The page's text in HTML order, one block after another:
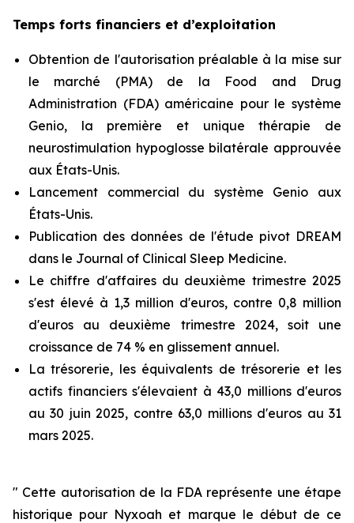
Temps forts financiers et d’exploitation
Obtention de l'autorisation préalable à la mise sur
le marché (PMA) de la Food and Drug
Administration (FDA) américaine pour le système
Genio, la première et unique thérapie de
neurostimulation hypoglosse bilatérale approuvée
aux États-Unis.
Lancement commercial du système Genio aux
États-Unis.
Publication des données de l'étude pivot DREAM
dans le Journal of Clinical Sleep Medicine.
Le chiffre d'affaires du deuxième trimestre 2025
s'est élevé à 1,3 million d'euros, contre 0,8 million
d'euros au deuxième trimestre 2024, soit une
croissance de 74 % en glissement annuel.
La trésorerie, les équivalents de trésorerie et les
actifs financiers s'élevaient à 43,0 millions d'euros
au 30 juin 2025, contre 63,0 millions d'euros au 31
mars 2025.
" Cette autorisation de la FDA représente une étape
historique pour Nyxoah et marque le début de ce